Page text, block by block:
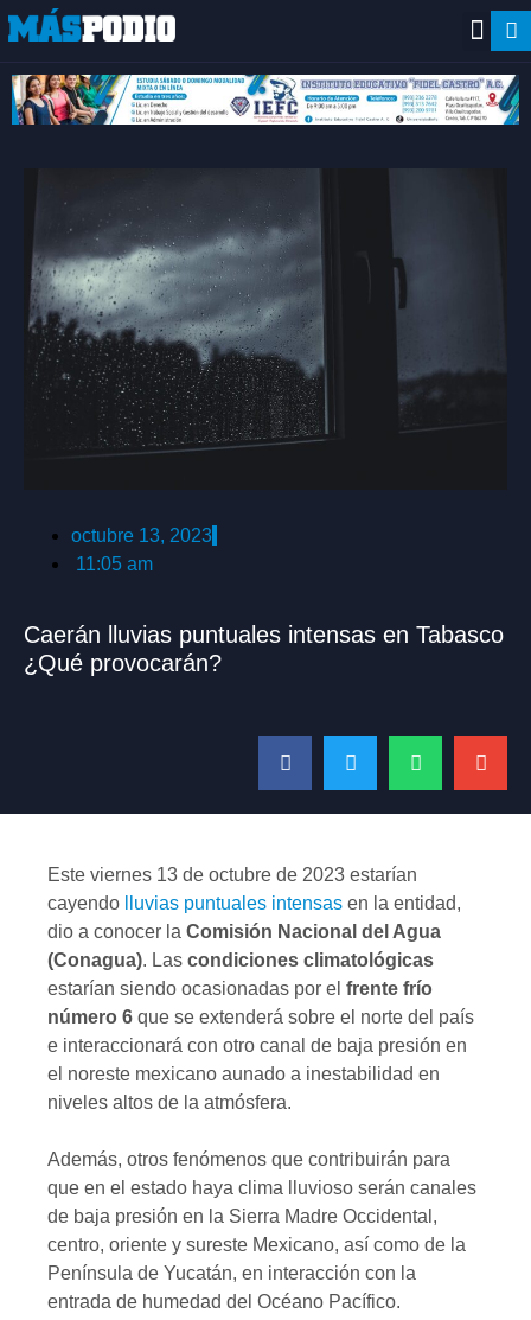
octubre 13, 2023
11:05 am
Caerán lluvias puntuales intensas en Tabasco
¿Qué provocarán?
Este viernes 13 de octubre de 2023 estarían
cayendo
lluvias puntuales intensas en la entidad,
dio a conocer la Comisión Nacional del Agua
(Conagua). Las condiciones climatológicas
estarían siendo ocasionadas por el frente frío
número 6 que se extenderá sobre el norte del país
e interaccionará con otro canal de baja presión en
el noreste mexicano aunado a inestabilidad en
niveles altos de la atmósfera.
Además, otros fenómenos que contribuirán para
que en el estado haya clima lluvioso serán canales
de baja presión en la Sierra Madre Occidental,
centro, oriente y sureste Mexicano, así como de la
Península de Yucatán, en interacción con la
entrada de humedad del Océano Pacífico.